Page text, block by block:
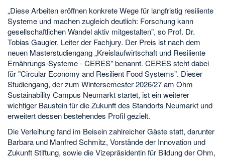
„Diese Arbeiten eröffnen konkrete Wege für langfristig resiliente
Systeme und machen zugleich deutlich: Forschung kann
gesellschaftlichen Wandel aktiv mitgestalten", so Prof. Dr.
Tobias Gaugler, Leiter der Fachjury. Der Preis ist nach dem
neuen Masterstudiengang „Kreislaufwirtschaft und Resiliente
Ernährungs-Systeme - CERES" benannt. CERES steht dabei
für "Circular Economy and Resilient Food Systems". Dieser
Studiengang, der zum Wintersemester 2026/27 am Ohm
Sustainability Campus Neumarkt startet, ist ein weiterer
wichtiger Baustein für die Zukunft des Standorts Neumarkt und
erweitert dessen bestehendes Profil gezielt.
Die Verleihung fand im Beisein zahlreicher Gäste statt, darunter
Barbara und Manfred Schmitz, Vorstände der Innovation und
Zukunft Stiftung, sowie die Vizepräsidentin für Bildung der Ohm,